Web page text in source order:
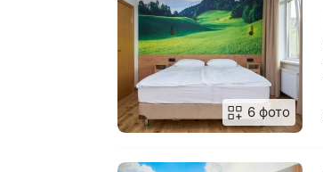
6 фото